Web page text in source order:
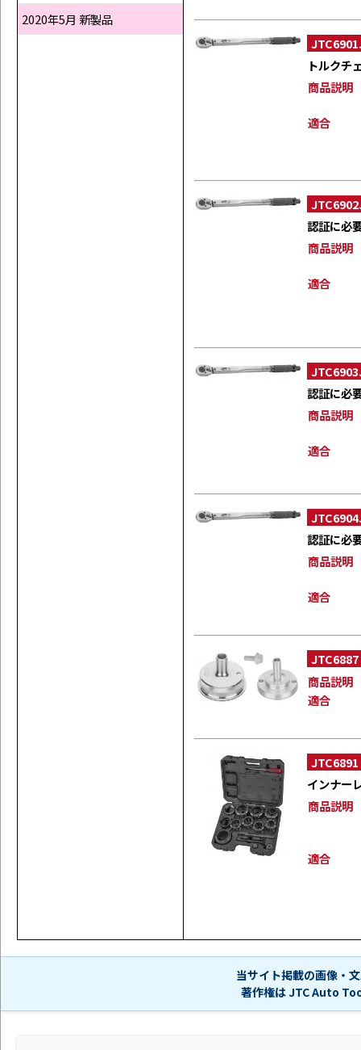
2020年5月 新製品
トルクチ
商品説明
適合
認証に必
商品説明
適合
認証に必
商品説明
適合
認証に必
商品説明
適合
JTC6887
商品説明
適合
JTC6891
インナー
商品説明
適合
当サイト掲載の画像・
著作権は JTC Auto